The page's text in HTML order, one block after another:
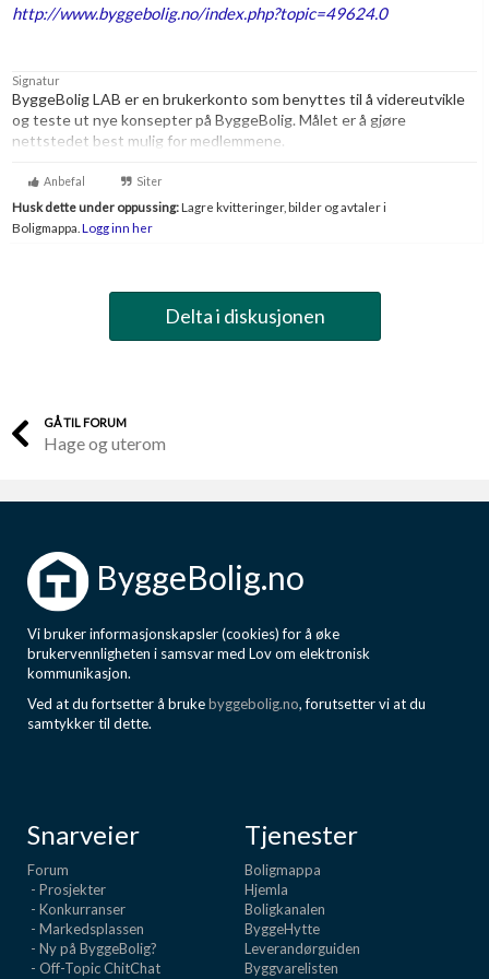
Boligmappa+
http://www.byggebolig.no/index.php?topic=49624.0
Signatur
ByggeBolig LAB er en brukerkonto som benyttes til å videreutvikle
og teste ut nye konsepter på ByggeBolig. Målet er å gjøre
nettstedet best mulig for medlemmene.
Anbefal Siter
Husk dette under oppussing:Lagre kvitteringer, bilder og avtaler i
Boligmappa. Logg inn her
Delta i diskusjonen
GÅ TIL FORUM
Hage og uterom
ByggeBolig.no
Vi bruker informasjonskapsler (cookies) for å øke
brukervennligheten i samsvar med Lov om elektronisk
kommunikasjon.
Ved at du fortsetter å brukebyggebolig.no, forutsetter vi at du
samtykker til dette.
Snarveier
Forum
- Prosjekter
- Konkurranser
- Markedsplassen
- Ny på ByggeBolig?
- Off-Topic ChitChat
Tjenester
Boligmappa
Hjemla
Boligkanalen
ByggeHytte
Leverandørguiden
Byggvarelisten